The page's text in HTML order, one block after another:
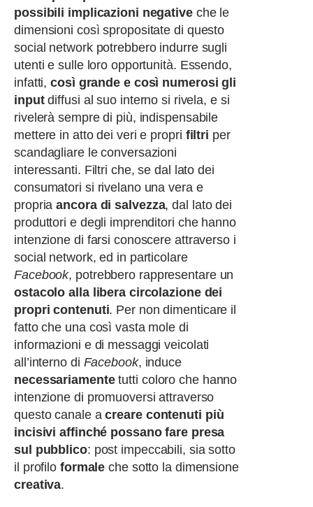
possibili implicazioni negativeche le
dimensioni così spropositate di questo
social network potrebbero indurre sugli
utenti e sulle loro opportunità. Essendo,
infatti,così grande e così numerosi gli
inputdiffusi al suo interno si rivela, e si
rivelerà sempre di più, indispensabile
mettere in atto dei veri e propri filtri per
scandagliare le conversazioni
interessanti. Filtri che, se dal lato dei
consumatori si rivelano una vera e
propriaancora di salvezza, dal lato dei
produttori e degli imprenditori che hanno
intenzione di farsi conoscere attraverso i
social network, ed in particolare
Facebook, potrebbero rappresentare un
ostacolo alla libera circolazione dei
propri contenuti. Per non dimenticare il
fatto che una così vasta mole di
informazioni e di messaggi veicolati
all’interno di Facebook, induce
necessariamentetutti coloro che hanno
intenzione di promuoversi attraverso
questo canale acreare contenuti più
incisivi affinché possano fare presa
sul pubblico: post impeccabili, sia sotto
il profilo formale che sotto la dimensione
creativa.